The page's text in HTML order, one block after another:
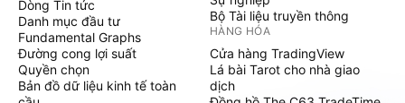
Dòng Tin tức
Danh mục đầu tư
Fundamental Graphs
Đường cong lợi suất
Quyền chọn
Bản đồ dữ liệu kinh tế toàn
Bộ Tài liệu truyền thông
HÀNG HÓA
Cửa hàng TradingView
Lá bài Tarot cho nhà giao
dịch